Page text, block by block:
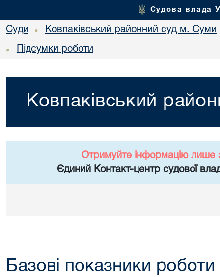
Судова влада
Суди • Ковпаківський районний суд м. Суми
• Підсумки роботи
Ковпаківський
Отримуйте інформацію лише
Єдиний Контакт-центр судової
Базові показники роботи